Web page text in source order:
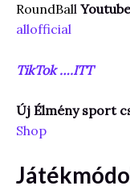
RoundBall Youtube
allofficial
TikTok ….ITT
Új Élmény sport
Shop